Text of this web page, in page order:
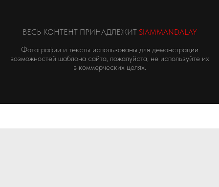
ВЕСЬ КОНТЕНТ ПРИНАДЛЕЖИТ SIAMMANDALAY
Фотографии и тексты использованы для демонстрации
возможностей шаблона сайта, пожалуйста, не используйте их
в коммерческих целях.